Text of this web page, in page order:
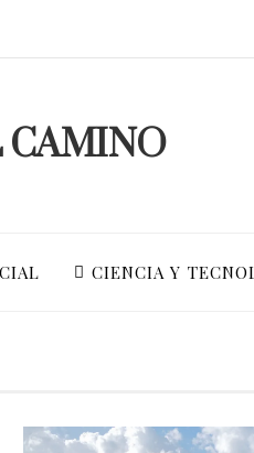
CAMINO
CIENCIA Y